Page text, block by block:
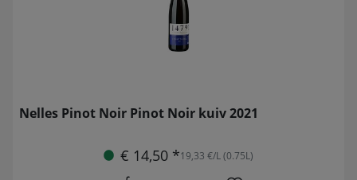
Nelles Pinot Noir Pinot Noir kuiv 2021
€ 14,50 *19,33 €/L (0.75L)